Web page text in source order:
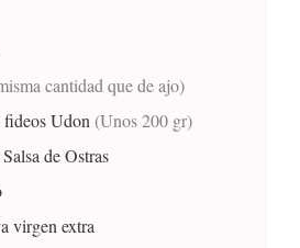
cantidad que de ajo)
fideos Udon (Unos 200 gr)
Salsa de Ostras
virgen extra